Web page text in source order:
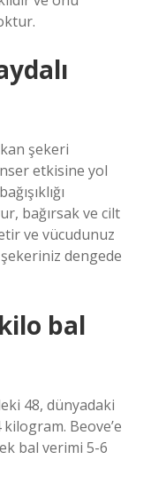
şekeri
etkisine yol
bağırsak ve cilt
ve vücudunuz
dengede
bal
48, dünyadaki
Beove’e
bal verimi 5-6